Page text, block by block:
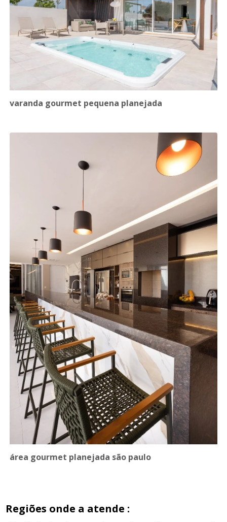
varanda gourmet pequena planejada
área gourmet planejada são paulo
Regiões onde a atende :